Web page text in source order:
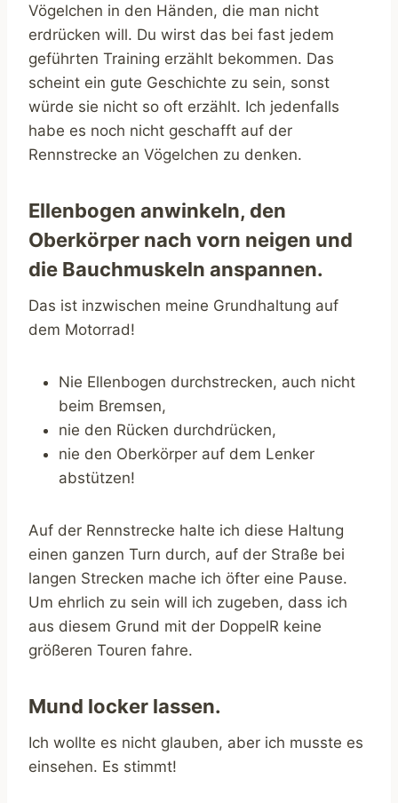
Vögelchen in den Händen, die man nicht
erdrücken will. Du wirst das bei fast jedem
geführten Training erzählt bekommen. Das
scheint ein gute Geschichte zu sein, sonst
würde sie nicht so oft erzählt. Ich jedenfalls
habe es noch nicht geschafft auf der
Rennstrecke an Vögelchen zu denken.
Ellenbogen anwinkeln, den
Oberkörper nach vorn neigen und
die Bauchmuskeln anspannen.
Das ist inzwischen meine Grundhaltung auf
dem Motorrad!
Nie Ellenbogen durchstrecken, auch nicht
beim Bremsen,
nie den Rücken durchdrücken,
nie den Oberkörper auf dem Lenker
abstützen!
Auf der Rennstrecke halte ich diese Haltung
einen ganzen Turn durch, auf der Straße bei
langen Strecken mache ich öfter eine Pause.
Um ehrlich zu sein will ich zugeben, dass ich
aus diesem Grund mit der DoppelR keine
größeren Touren fahre.
Mund locker lassen.
Ich wollte es nicht glauben, aber ich musste es
einsehen. Es stimmt!